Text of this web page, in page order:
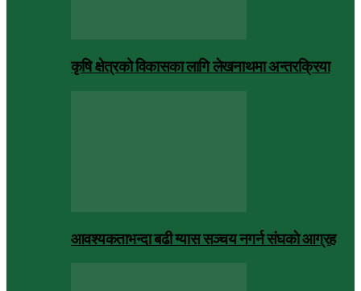
कृषि क्षेत्रको विकासका लागि लेखनाथमा अन्तरक्रिया
आवश्यकताभन्दा बढी ग्यास सञ्चय नगर्न संघकाे आग्रह